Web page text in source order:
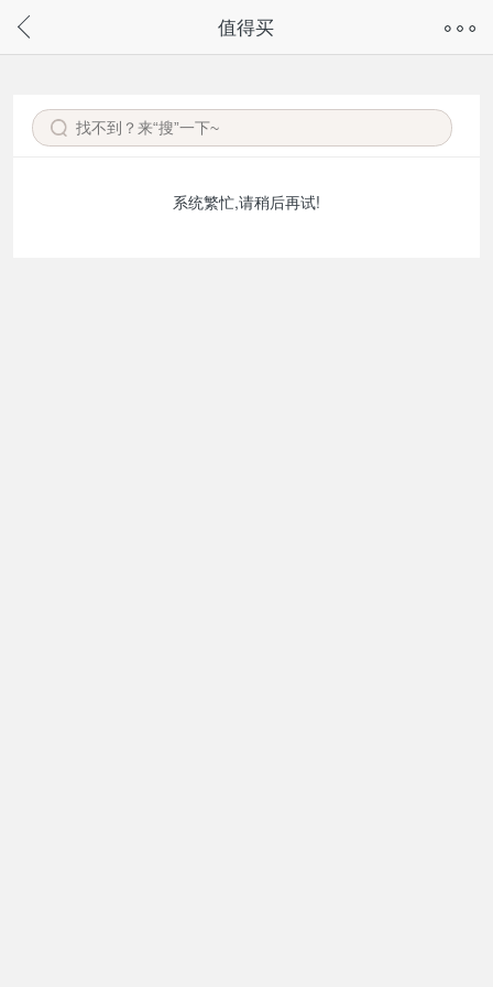
请通过微信或支付宝搜“奇兔客小程序”访问
值得买
系统繁忙,请稍后再试!